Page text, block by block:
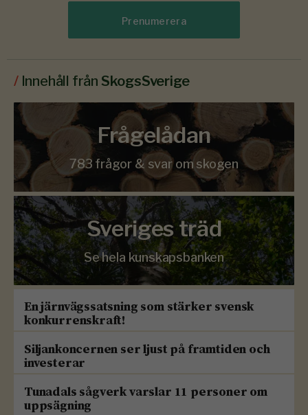
Prenumerera
/ Innehåll från SkogsSverige
Frågelådan
783 frågor & svar om skogen
Sveriges träd
Se hela kunskapsbanken
En järnvägssatsning som stärker svensk
konkurrenskraft!
Siljankoncernen ser ljust på framtiden och
investerar
Tunadals sågverk varslar 11 personer om
uppsägning